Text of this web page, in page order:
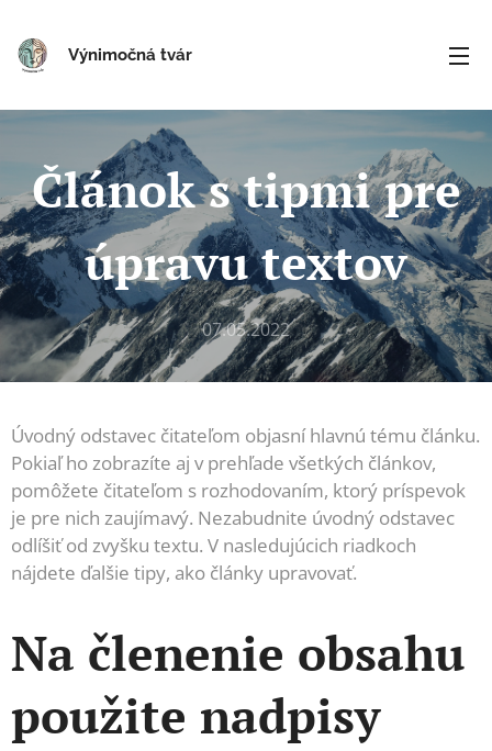
Výnimočná tvár
Článok s tipmi pre
úpravu textov
07.05.2022
Úvodný odstavec čitateľom objasní hlavnú tému článku.
Pokiaľ ho zobrazíte aj v prehľade všetkých článkov,
pomôžete čitateľom s rozhodovaním, ktorý príspevok
je pre nich zaujímavý. Nezabudnite úvodný odstavec
odlíšiť od zvyšku textu. V nasledujúcich riadkoch
nájdete ďalšie tipy, ako články upravovať.
Na členenie obsahu
použite nadpisy